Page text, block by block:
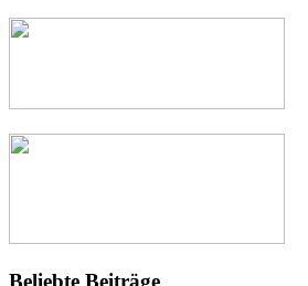
Beliebte Beiträge